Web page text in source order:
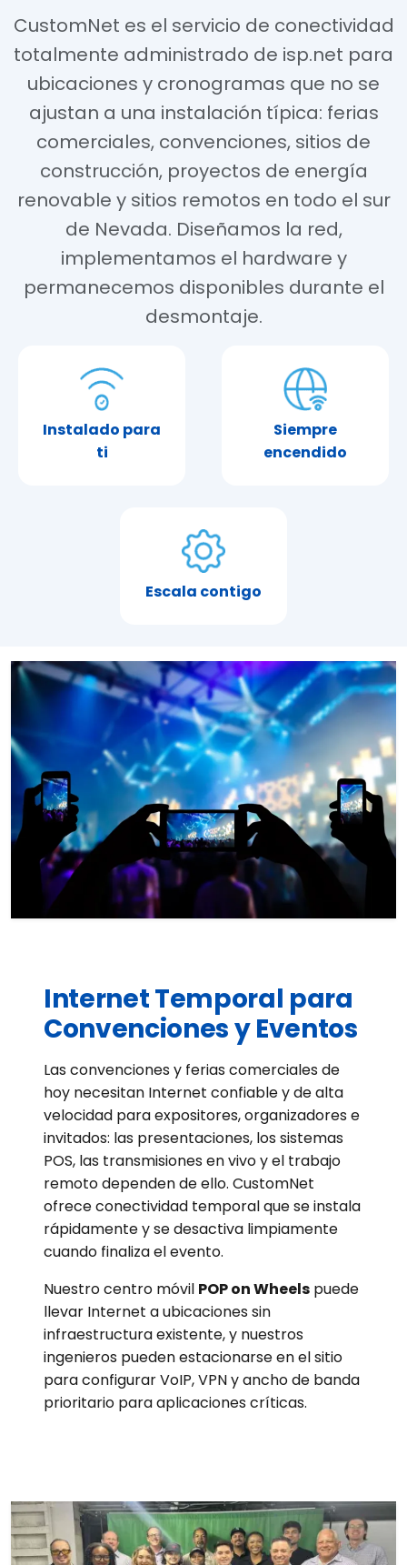
CustomNet es el servicio de conectividad
totalmente administrado de isp.net para
ubicaciones y cronogramas que no se
ajustan a una instalación típica: ferias
comerciales, convenciones, sitios de
construcción, proyectos de energía
renovable y sitios remotos en todo el sur
de Nevada. Diseñamos la red,
implementamos el hardware y
permanecemos disponibles durante el
desmontaje.
Instalado para
ti
Siempre
encendido
Escala contigo
Internet Temporal para
Convenciones y Eventos
Las convenciones y ferias comerciales de
hoy necesitan Internet confiable y de alta
velocidad para expositores, organizadores e
invitados: las presentaciones, los sistemas
POS, las transmisiones en vivo y el trabajo
remoto dependen de ello. CustomNet
ofrece conectividad temporal que se instala
rápidamente y se desactiva limpiamente
cuando finaliza el evento.
Nuestro centro móvil POP on Wheels puede
llevar Internet a ubicaciones sin
infraestructura existente, y nuestros
ingenieros pueden estacionarse en el sitio
para configurar VoIP, VPN y ancho de banda
prioritario para aplicaciones críticas.